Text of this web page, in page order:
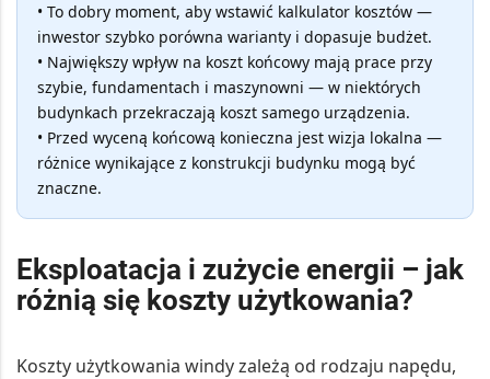
• To dobry moment, aby wstawić kalkulator kosztów —
inwestor szybko porówna warianty i dopasuje budżet.
• Największy wpływ na koszt końcowy mają prace przy
szybie, fundamentach i maszynowni — w niektórych
budynkach przekraczają koszt samego urządzenia.
• Przed wyceną końcową konieczna jest wizja lokalna —
różnice wynikające z konstrukcji budynku mogą być
znaczne.
Eksploatacja i zużycie energii – jak
różnią się koszty użytkowania?
Koszty użytkowania windy zależą od rodzaju napędu,